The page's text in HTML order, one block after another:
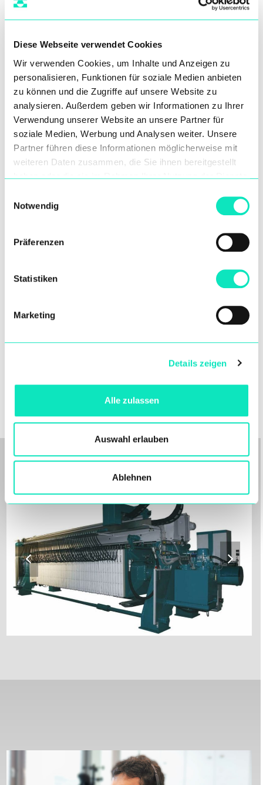
Diese Webseite verwendet Cookies
Wir verwenden Cookies, um Inhalte und Anzeigen zu
personalisieren, Funktionen für soziale Medien anbieten
zu können und die Zugriffe auf unsere Website zu
analysieren. Außerdem geben wir Informationen zu Ihrer
Verwendung unserer Website an unsere Partner für
soziale Medien, Werbung und Analysen weiter. Unsere
Partner führen diese Informationen möglicherweise mit
weiteren Daten zusammen, die Sie ihnen bereitgestellt
haben oder die sie im Rahmen Ihrer Nutzung der Dienste
Notwendig
Präferenzen
Statistiken
Marketing
Details zeigen
Alle zulassen
Auswahl erlauben
Ablehnen
Lebensmittel und Getränke
previous
slide
next
slide